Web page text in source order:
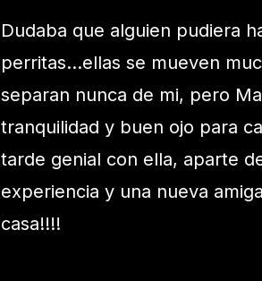
Dudaba que alguien pudiera
perritas…ellas se mueven
separan nunca de mi, pero
tranquilidad y buen ojo para
tarde genial con ella, aparte
experiencia y una nueva
casa!!!!